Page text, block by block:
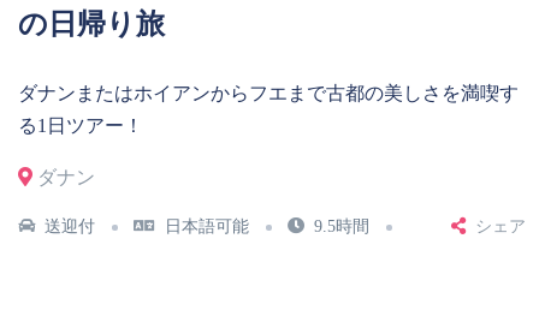
の日帰り旅
ダナンまたはホイアンからフエまで古都の美しさを満喫す
る1日ツアー！
ダナン
送迎付 日本語可能 9.5時間 シェア